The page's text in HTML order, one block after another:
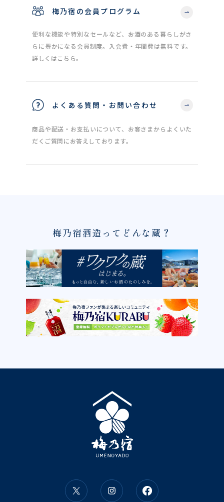
梅乃宿の会員プログラム
便利な機能や特別なセールなど、お酒のある暮らしがさ
らに豊かになる会員制度。入会費・年間費は無料です。
詳しくはこちら。
よくある質問・お問い合わせ
商品や配送・お支払いについて、お客さまからよくいた
だくご質問にお答えしております。
梅乃宿酒造ってどんな蔵？